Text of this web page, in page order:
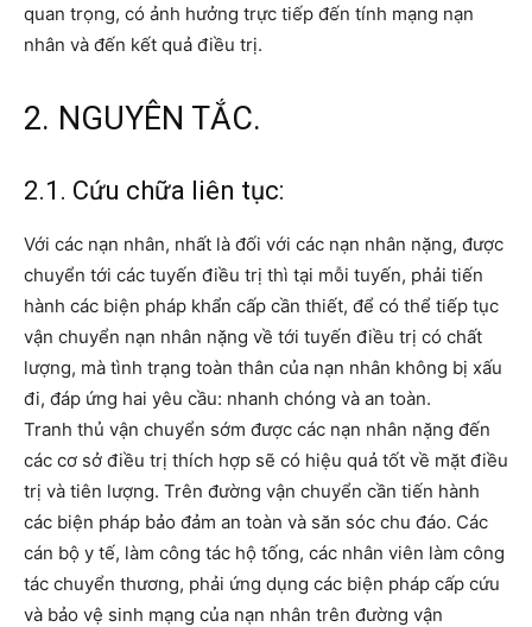
quan trọng, có ảnh hưởng trực tiếp đến tính mạng nạn
nhân và đến kết quả điều trị.
2. NGUYÊN TẮC.
2.1. Cứu chữa liên tục:
Với các nạn nhân, nhất là đối với các nạn nhân nặng, được
chuyển tới các tuyến điều trị thì tại mỗi tuyến, phải tiến
hành các biện pháp khẩn cấp cần thiết, để có thể tiếp tục
vận chuyển nạn nhân nặng về tới tuyến điều trị có chất
lượng, mà tình trạng toàn thân của nạn nhân không bị xấu
đi, đáp ứng hai yêu cầu: nhanh chóng và an toàn.
Tranh thủ vận chuyển sớm được các nạn nhân nặng đến
các cơ sở điều trị thích hợp sẽ có hiệu quả tốt về mặt điều
trị và tiên lượng. Trên đường vận chuyển cần tiến hành
các biện pháp bảo đảm an toàn và săn sóc chu đáo. Các
cán bộ y tế, làm công tác hộ tống, các nhân viên làm công
tác chuyển thương, phải ứng dụng các biện pháp cấp cứu
và bảo vệ sinh mạng của nạn nhân trên đường vận